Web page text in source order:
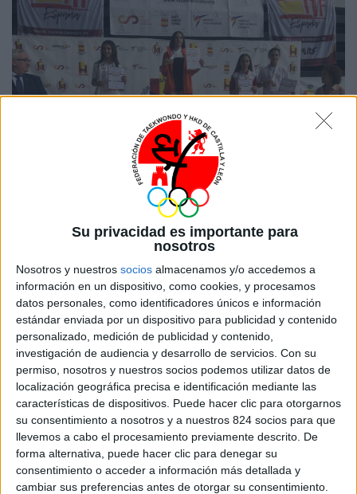
Su privacidad es importante para
nosotros
Nosotros y nuestros socios almacenamos y/o accedemos a
información en un dispositivo, como cookies, y procesamos
datos personales, como identificadores únicos e información
estándar enviada por un dispositivo para publicidad y contenido
personalizado, medición de publicidad y contenido,
investigación de audiencia y desarrollo de servicios. Con su
permiso, nosotros y nuestros socios podemos utilizar datos de
localización geográfica precisa e identificación mediante las
características de dispositivos. Puede hacer clic para otorgarnos
su consentimiento a nosotros y a nuestros 824 socios para que
llevemos a cabo el procesamiento previamente descrito. De
forma alternativa, puede hacer clic para denegar su
consentimiento o acceder a información más detallada y
cambiar sus preferencias antes de otorgar su consentimiento.
Campeonato Cadete:
+65 KG SERGIO MARTINEZ HUERGA, MEDALLA DE BRONCE